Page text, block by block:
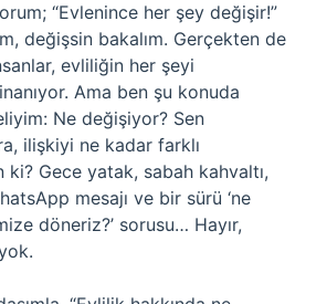
“Evlenince her şey değişir!”
değişsin bakalım. Gerçekten de
evliliğin her şeyi
Ama ben şu konuda
Ne değişiyor? Sen
ilişkiyi ne kadar farklı
Gece yatak, sabah kahvaltı,
mesajı ve bir sürü ‘ne
döneriz?’ sorusu… Hayır,